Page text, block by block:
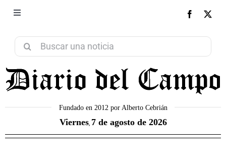
Toggle
Aviso Legal
Política de Privacidad
Buscar:
Fundado en 2012 por Alberto Cebrián
Viernes, 7 de agosto de 2026
NEXT